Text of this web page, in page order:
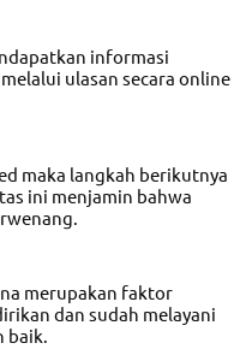
informasi
ulasan secara online
maka langkah berikutnya
ini menjamin bahwa
merupakan faktor
dan sudah melayani
baik.